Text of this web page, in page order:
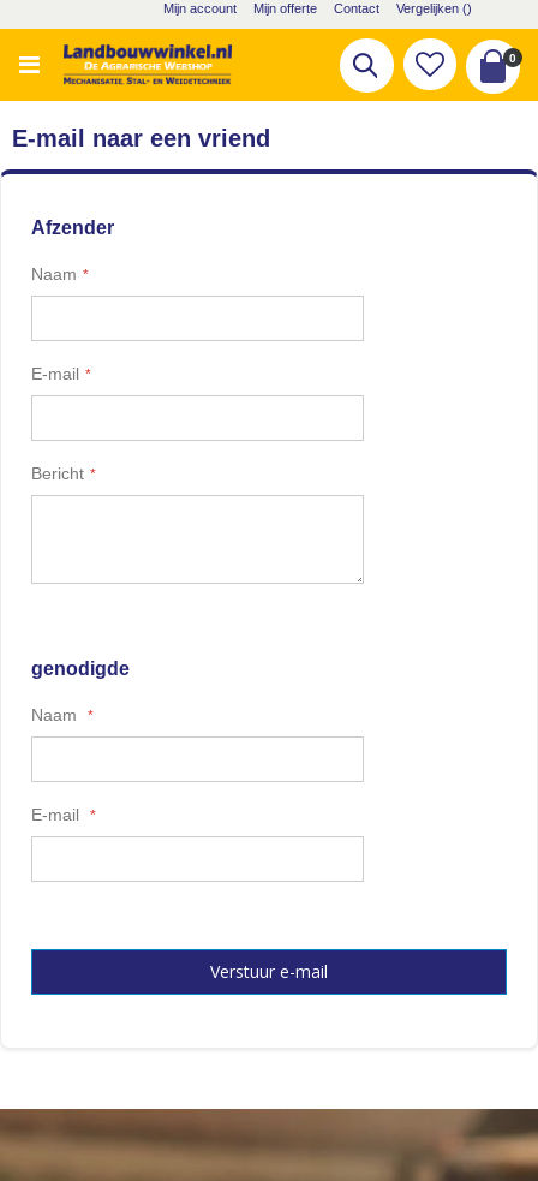
naar
de
inhoud
Mijn account Mijn offerte Contact Vergelijken ()
Cart
0
Zoek
E-mail naar een vriend
Afzender
Naam
E-mail
Bericht
genodigde
Naam
E-mail
Verstuur e-mail